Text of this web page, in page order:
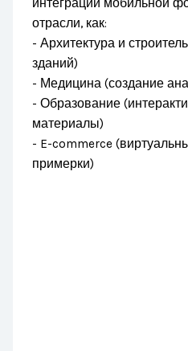
интеграции мобильной
отрасли, как:
- Архитектура и
зданий)
- Медицина (создание
- Образование
материалы)
- E-commerce
примерки)